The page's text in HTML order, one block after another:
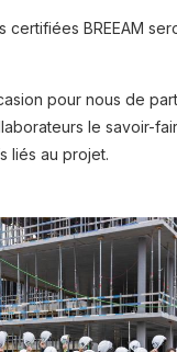
certifiées BREEAM
pour nous de
le savoir-
liés au projet.